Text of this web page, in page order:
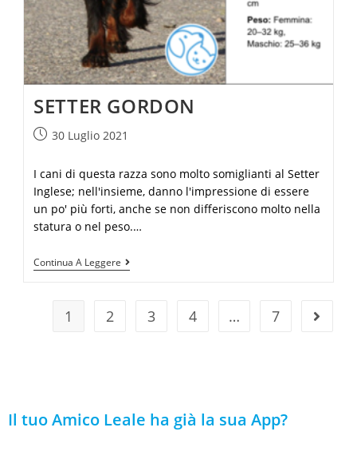
SETTER GORDON
30 Luglio 2021
I cani di questa razza sono molto somiglianti al Setter
Inglese; nell'insieme, danno l'impressione di essere
un po' più forti, anche se non differiscono molto nella
statura o nel peso.…
Continua A Leggere
1 2 3 4 … 7
Il tuo Amico Leale ha già la sua App?